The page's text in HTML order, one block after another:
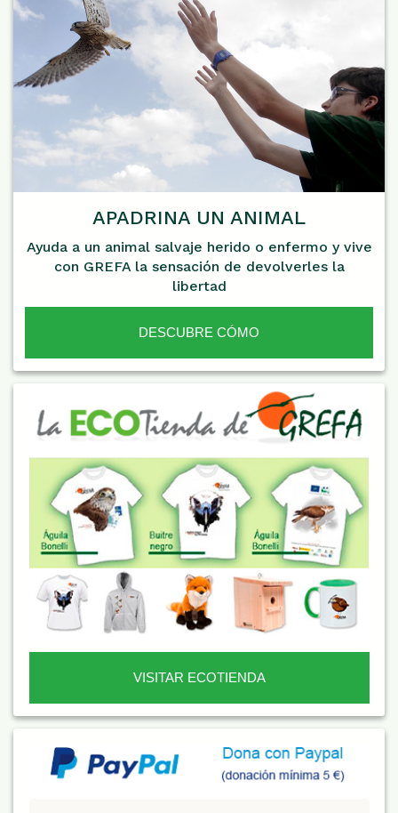
APADRINA UN ANIMAL
Ayuda a un animal salvaje herido o enfermo y vive
con GREFA la sensación de devolverles la
libertad
DESCUBRE CÓMO
VISITAR ECOTIENDA